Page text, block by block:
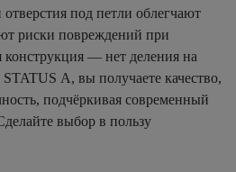
под петли облегчают
риски повреждений при
— нет деления на
А, вы получаете качество,
подчёркивая современный
выбор в пользу